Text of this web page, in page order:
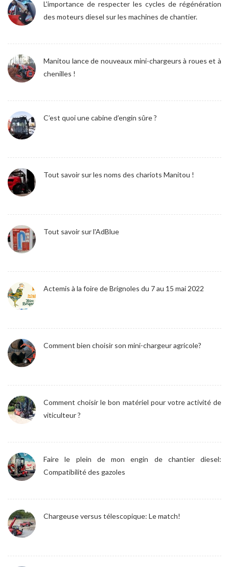
L'importance de respecter les cycles de régénération
des moteurs diesel sur les machines de chantier.
Manitou lance de nouveaux mini-chargeurs à roues et à
chenilles !
C’est quoi une cabine d’engin sûre ?
Tout savoir sur les noms des chariots Manitou !
Tout savoir sur l'AdBlue
Actemis à la foire de Brignoles du 7 au 15 mai 2022
Comment bien choisir son mini-chargeur agricole?
Comment choisir le bon matériel pour votre activité de
viticulteur ?
Faire le plein de mon engin de chantier diesel:
Compatibilité des gazoles
Chargeuse versus télescopique: Le match!